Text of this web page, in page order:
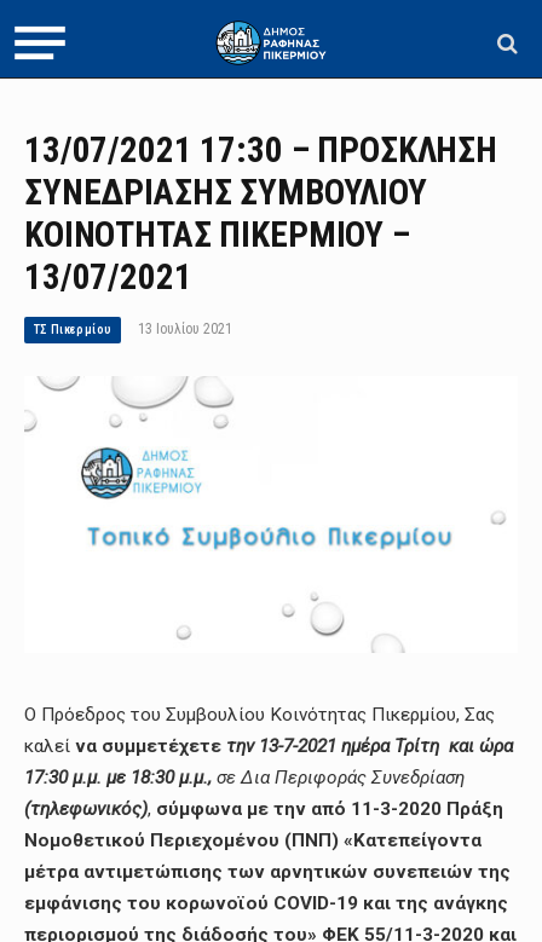
13/07/2021 17:30 – ΠΡΟΣΚΛΗΣΗ
ΣΥΝΕΔΡΙΑΣΗΣ ΣΥΜΒΟΥΛΙΟΥ
ΚΟΙΝΟΤΗΤΑΣ ΠΙΚΕΡΜΙΟΥ –
13/07/2021
ΤΣ Πικερμίου 13 Ιουλίου 2021
Ο Πρόεδρος του Συμβουλίου Κοινότητας Πικερμίου, Σας
καλεί να συμμετέχετε την 13-7-2021 ημέρα Τρίτη και ώρα
17:30 μ.μ. με 18:30 μ.μ., σε Δια Περιφοράς Συνεδρίαση
(τηλεφωνικός), σύμφωνα με την από 11-3-2020 Πράξη
Νομοθετικού Περιεχομένου (ΠΝΠ) «Κατεπείγοντα
μέτρα αντιμετώπισης των αρνητικών συνεπειών της
εμφάνισης του κορωνοϊού COVID-19 και της ανάγκης
περιορισμού της διάδοσής του» ΦΕΚ 55/11-3-2020 και